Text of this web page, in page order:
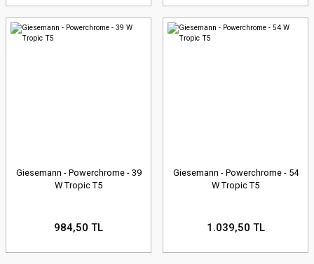
Giesemann - Powerchrome - 39
W Tropic T5
984,50 TL
Giesemann - Powerchrome - 54
W Tropic T5
1.039,50 TL